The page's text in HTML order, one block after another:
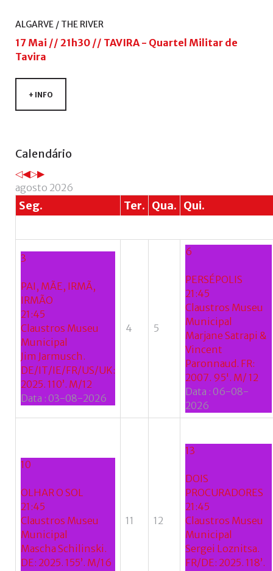
ALGARVE / THE RIVER
17 Mai // 21h30 // TAVIRA - Quartel Militar de
Tavira
+ INFO
Calendário
AnoMês
Próximo
Próximo
agosto 2026
Seg. Ter. Qua. Qui.
3
PAI, MÃE, IRMÃ,
IRMÃO
21:45
Claustros Museu
Municipal
Jim Jarmusch.
DE/IT/IE/FR/US/UK:
2025. 110’. M/12
Data : 03-08-2026
4 5
6
PERSÉPOLIS
21:45
Claustros Museu
Municipal
Marjane Satrapi &
Vincent
Paronnaud. FR:
2007. 95'. M/ 12
Data : 06-08-
2026
10
OLHAR O SOL
21:45
Claustros Museu
Municipal
Mascha Schilinski.
DE: 2025. 155’. M/16
11 12
13
DOIS
PROCURADORES
21:45
Claustros Museu
Municipal
Sergei Loznitsa.
FR/DE: 2025. 118’.